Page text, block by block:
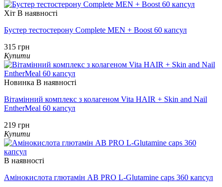
Хіт В наявності
Бустер тестостерону Complete MEN + Boost 60 капсул
315 грн
Купити
Новинка В наявності
Вітамінний комплекс з колагеном Vita HAIR + Skin and Nail
EntherMeal 60 капсул
219 грн
Купити
В наявності
Амінокислота глютамін AB PRO L-Glutamine caps 360 капсул